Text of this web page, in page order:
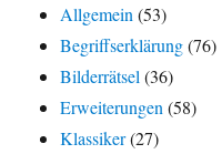
Allgemein (53)
Begriffserklärung(76)
Bilderrätsel (36)
Erweiterungen (58)
Klassiker(27)